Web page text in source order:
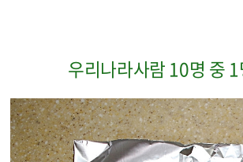
우리나라사람 10명 중